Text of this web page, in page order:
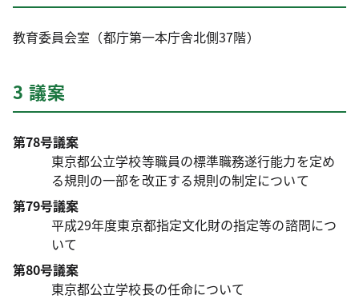
教育委員会室（都庁第一本庁舎北側37階）
3 議案
第78号議案
東京都公立学校等職員の標準職務遂行能力を定め
る規則の一部を改正する規則の制定について
第79号議案
平成29年度東京都指定文化財の指定等の諮問につ
いて
第80号議案
東京都公立学校長の任命について